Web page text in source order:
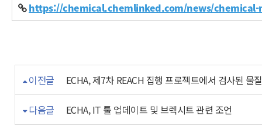
https://chemical.chemlinked.com/news/
이전글 ECHA, 제7차 REACH 집행 프로젝트에서 검사된
다음글 ECHA, IT 툴 업데이트 및 브렉시트 관련 조언